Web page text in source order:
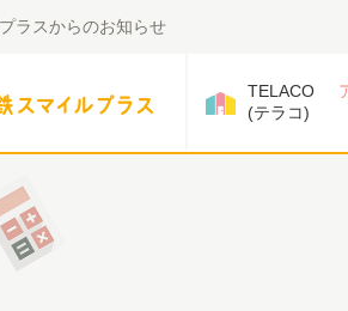
ラスからのお知らせ
TELACO
(テラコ)